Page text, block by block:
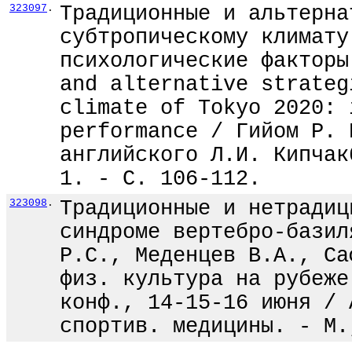
323097 .
Традиционные и
субтропическому
психологические
and alternative
climate of Tokyo
performance / Гийом Р.
английского Л.И.
1. - С. 106-112.
323098 .
Традиционные и
синдроме вертебро-
Р.С., Меденцев В.А.,
физ. культура на
конф., 14-15-16 июня /
спортив. медицины. -